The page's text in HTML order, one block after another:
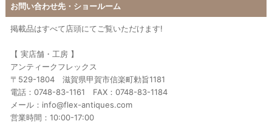
お問い合わせ先・ショールーム
掲載品はすべて店頭にてご覧いただけます!
【 実店舗・工房 】
アンティークフレックス
〒529-1804 滋賀県甲賀市信楽町勅旨1181
電話：0748-83-1161 FAX：0748-83-1184
メール：info@flex-antiques.com
営業時間：10:00-17:00